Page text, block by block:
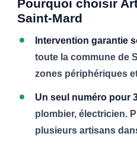
Pourquoi choisir
Saint-Mard
Intervention garantie
toute la commune de
zones périphériques
Un seul numéro pour
plombier, électricien.
plusieurs artisans